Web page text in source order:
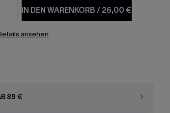
IN DEN WARENKORB/26,00 €
ansehen
89 €